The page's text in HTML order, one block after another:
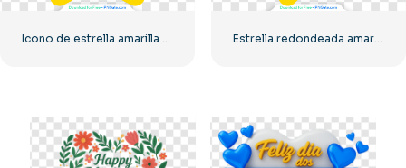
Estrella redondeada amarilla con resplandor